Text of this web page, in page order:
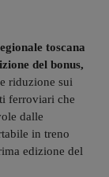
toscana
del bonus,
riduzione sui
ferroviari che
dalle
in treno
edizione del